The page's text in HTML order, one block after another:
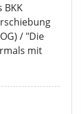
BKK
/ "Die
mit